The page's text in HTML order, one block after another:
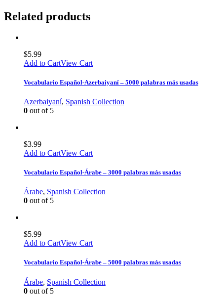
Related products
$5.99
Add to CartView Cart
Vocabulario Español-Azerbaiyaní – 5000 palabras más usadas
Azerbaiyaní, Spanish Collection
0 out of 5
$3.99
Add to CartView Cart
Vocabulario Español-Árabe – 3000 palabras más usadas
Árabe, Spanish Collection
0 out of 5
$5.99
Add to CartView Cart
Vocabulario Español-Árabe – 5000 palabras más usadas
Árabe, Spanish Collection
0 out of 5